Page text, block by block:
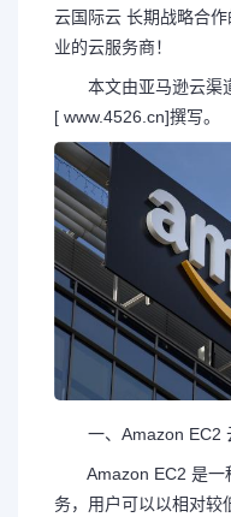
云国际云 长期战略合
业的云服务商！
本文由亚马逊云渠
[ www.4526.cn]撰写。
一、Amazon EC2
Amazon EC2 是一
务，用户可以以相对较